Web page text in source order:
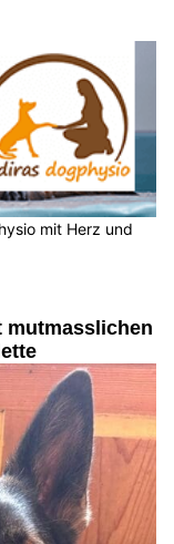
mit Herz und
mutmasslichen